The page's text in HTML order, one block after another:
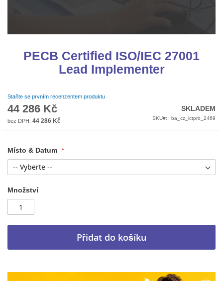
PECB Certified ISO/IEC 27001
Lead Implementer
Staňte se prvním recenzentem produktu
44 286 Kč
44 286 Kč
SKLADEM
SKU ba_cz_ictpro_2469
Místo & Datum
Množství
Přidat do košíku
začátek